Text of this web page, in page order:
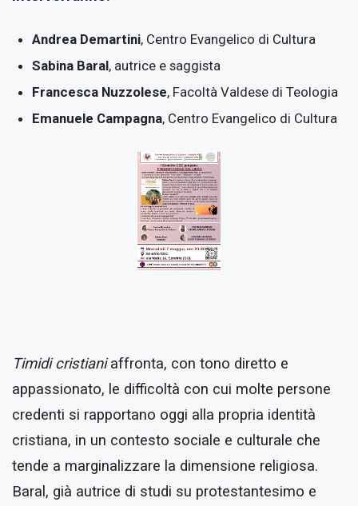
Andrea Demartini, Centro Evangelico di Cultura
Sabina Baral, autrice e saggista
Francesca Nuzzolese, Facoltà Valdese di Teologia
Emanuele Campagna, Centro Evangelico di Cultura
Timidi cristianiaffronta, con tono diretto e
appassionato, le difficoltà con cui molte persone
credenti si rapportano oggi alla propria identità
cristiana, in un contesto sociale e culturale che
tende a marginalizzare la dimensione religiosa.
Baral, già autrice di studi su protestantesimo e